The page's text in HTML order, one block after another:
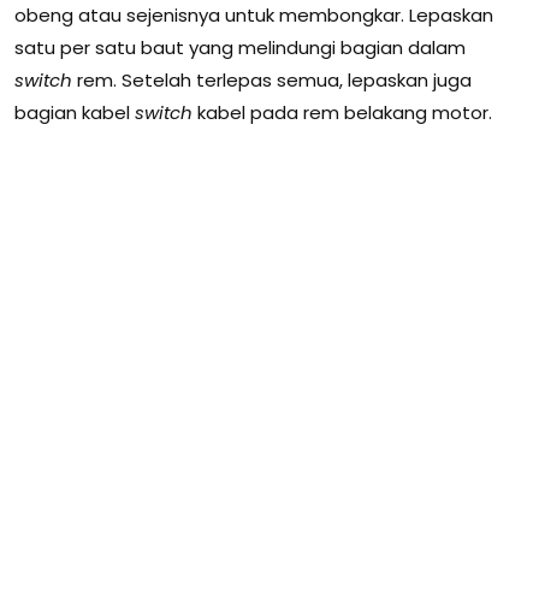
obeng atau sejenisnya untuk membongkar. Lepaskan
satu per satu baut yang melindungi bagian dalam
switch rem. Setelah terlepas semua, lepaskan juga
bagian kabelswitch kabel pada rem belakang motor.